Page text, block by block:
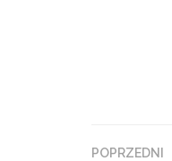
POPRZEDNI